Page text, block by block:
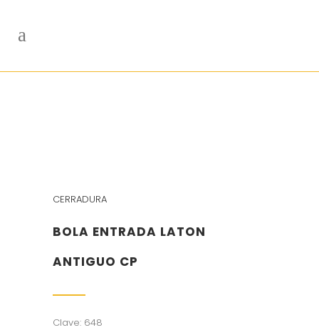
CERRADURA
BOLA ENTRADA LATON
ANTIGUO CP
Clave: 648